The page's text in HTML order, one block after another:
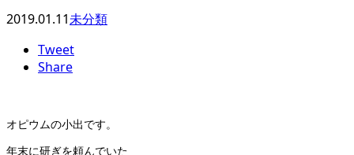
2019.01.11未分類
Tweet
Share
オピウムの小出です。
年末に研ぎを頼んでいた